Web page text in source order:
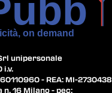
unipersonale
i.v.
- REA: MI-2730438
16 Milano - pec: